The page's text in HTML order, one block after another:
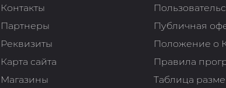
Контакты
Партнеры
Реквизиты
Карта сайта
Магазины
Публичная
Положение о
Правила
Таблица